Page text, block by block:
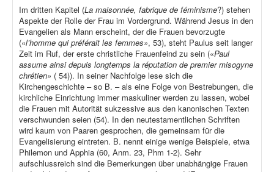
Im dritten Kapitel (La maisonnée, fabrique de féminisme?) stehen
Aspekte der Rolle der Frau im Vordergrund. Während Jesus in den
Evangelien als Mann erscheint, der die Frauen bevorzugte
(«l’homme qui préférait les femmes», 53), steht Paulus seit langer
Zeit im Ruf, der erste christliche Frauenfeind zu sein («Paul
assume ainsi depuis longtemps la réputation de premier misogyne
chrétien» ( 54)). In seiner Nachfolge lese sich die
Kirchengeschichte – so B. – als eine Folge von Bestrebungen, die
kirchliche Einrichtung immer maskuliner werden zu lassen, wobei
die Frauen mit Autorität sukzessive aus den kanonischen Texten
verschwunden seien (54). In den neutestamentlichen Schriften
wird kaum von Paaren gesprochen, die gemeinsam für die
Evangelisierung eintreten. B. nennt einige wenige Beispiele, etwa
Philemon und Apphia (60, Anm. 23, Phm 1-2). Sehr
aufschlussreich sind die Bemerkungen über unabhängige Frauen